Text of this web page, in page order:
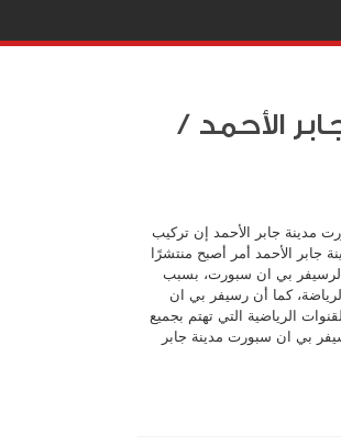
الأحمد /
مدينة جابر الأحمد إن تركيب
الأحمد أمر أصبح منتشرًا
الرسيفر بي ان سبورت، بسبب
كما أن رسيفر بي ان
الرياضية التي تهتم بجميع
بي ان سبورت مدينة جابر